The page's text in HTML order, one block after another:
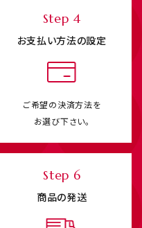
Step 4
お支払い方法の設定
ご希望の決済方法を
お選び下さい。
Step 6
商品の発送